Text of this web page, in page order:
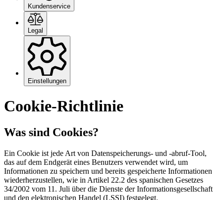
Kundenservice
Legal
Einstellungen
Cookie-Richtlinie
Was sind Cookies?
Ein Cookie ist jede Art von Datenspeicherungs- und -abruf-Tool,
das auf dem Endgerät eines Benutzers verwendet wird, um
Informationen zu speichern und bereits gespeicherte Informationen
wiederherzustellen, wie in Artikel 22.2 des spanischen Gesetzes
34/2002 vom 11. Juli über die Dienste der Informationsgesellschaft
und den elektronischen Handel (LSSI) festgelegt.